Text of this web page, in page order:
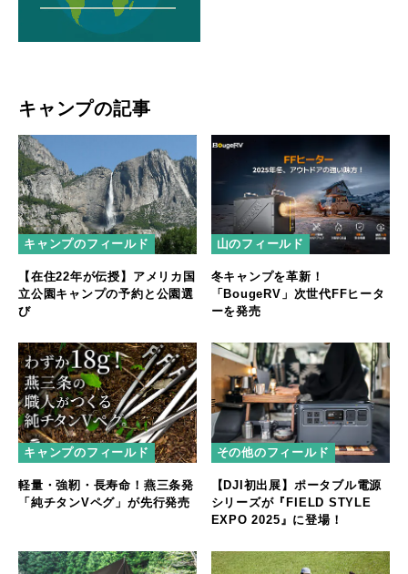
キャンプの記事
キャンプのフィールド
【在住22年が伝授】アメリカ国
立公園キャンプの予約と公園選
び
山のフィールド
冬キャンプを革新！
「BougeRV」次世代FFヒータ
ーを発売
キャンプのフィールド
軽量・強靭・長寿命！燕三条発
「純チタンVペグ」が先行発売
その他のフィールド
【DJI初出展】ポータブル電源
シリーズが『FIELD STYLE
EXPO 2025』に登場！